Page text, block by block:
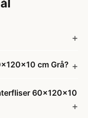
cm Grå?
60x120x10